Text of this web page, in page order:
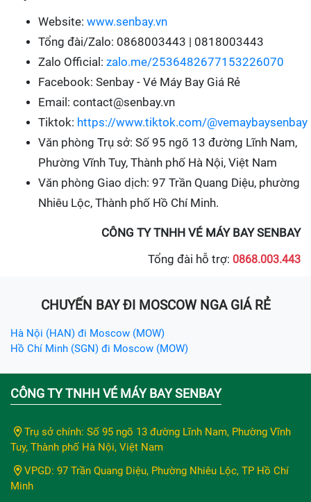
Website: www.senbay.vn
Tổng đài/Zalo: 0868003443 | 0818003443
Zalo Official: zalo.me/2536482677153226070
Facebook: Senbay - Vé Máy Bay Giá Rẻ
Email: contact@senbay.vn
Tiktok: https://www.tiktok.com/@vemaybaysenbay
Văn phòng Trụ sở: Số 95 ngõ 13 đường Lĩnh Nam,
Phường Vĩnh Tuy, Thành phố Hà Nội, Việt Nam
Văn phòng Giao dịch: 97 Trần Quang Diệu, phường
Nhiêu Lộc, Thành phố Hồ Chí Minh.
CÔNG TY TNHH VÉ MÁY BAY SENBAY
Tổng đài hỗ trợ: 0868.003.443
CHUYẾN BAY ĐI MOSCOW NGA GIÁ RẺ
Hà Nội (HAN) đi Moscow (MOW)
Hồ Chí Minh (SGN) đi Moscow (MOW)
CÔNG TY TNHH VÉ MÁY BAY SENBAY
Trụ sở chính: Số 95 ngõ 13 đường Lĩnh Nam, Phường Vĩnh
Tuy, Thành phố Hà Nội, Việt Nam
VPGD: 97 Trần Quang Diệu, Phường Nhiêu Lộc, TP Hồ Chí
Minh